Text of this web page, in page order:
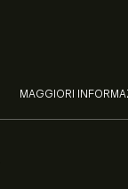
MAGGIORI